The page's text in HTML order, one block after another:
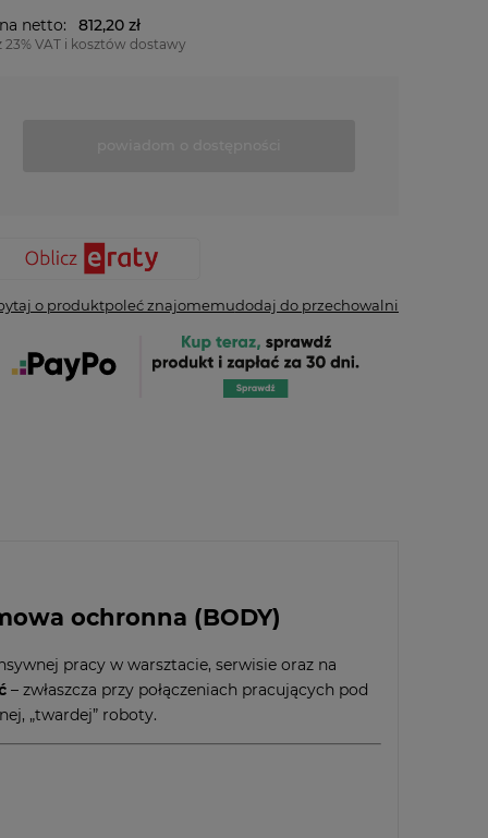
netto: 812,20 zł
23% VAT i kosztów dostawy
o produktpoleć znajomemudodaj do przechowalni
ochronna (BODY)
pracy w warsztacie, serwisie oraz na
– zwłaszcza przy połączeniach pracujących pod
„twardej” roboty.